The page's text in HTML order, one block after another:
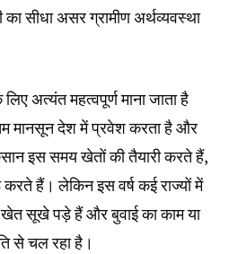
सीधा असर ग्रामीण अर्थव्यवस्था
अत्यंत महत्वपूर्ण माना जाता है
मानसून देश में प्रवेश करता है और
इस समय खेतों की तैयारी करते हैं,
हैं। लेकिन इस वर्ष कई राज्यों में
खेत सूखे पड़े हैं और बुवाई का काम या
से चल रहा है।